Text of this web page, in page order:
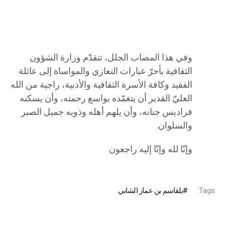
وفي هذا المصاب الجلل، تتقدّم وزارة الشؤون
الثقافية بأحرّ عبارات التعازي والمواساة إلى عائلة
الفقيد وكافة الأسرة الثقافية والأدبية، راجية من الله
العليّ القدير أن يتغمّده بواسع رحمته، وأن يسكنه
فراديس جنانه، وأن يلهم أهله وذويه جميل الصبر
والسلوان.
وإنّا لله وإنّا إليه راجعون
Tags: بلقاسم بن عمار الشابي